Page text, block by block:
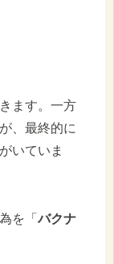
ます。一方
、最終的に
いていま
を「バクナ